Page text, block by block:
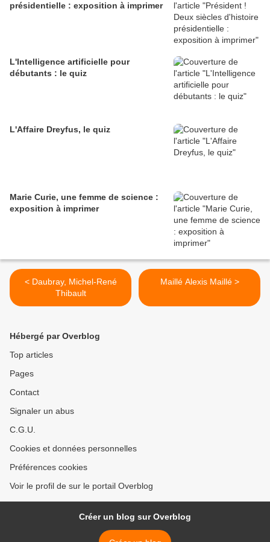
présidentielle : exposition à imprimer
L'Intelligence artificielle pour
débutants : le quiz
L'Affaire Dreyfus, le quiz
Marie Curie, une femme de science :
exposition à imprimer
< Daubray, Michel-René
Thibault
Maillé Alexis Maillé >
Hébergé par Overblog
Top articles
Pages
Contact
Signaler un abus
C.G.U.
Cookies et données personnelles
Préférences cookies
Voir le profil de sur le portail Overblog
Créer un blog sur Overblog